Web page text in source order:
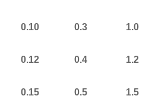
0.10 0.3 1.0
0.12 0.4 1.2
0.15 0.5 1.5